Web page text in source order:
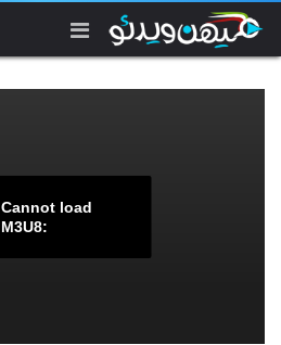
Cannot load
M3U8: